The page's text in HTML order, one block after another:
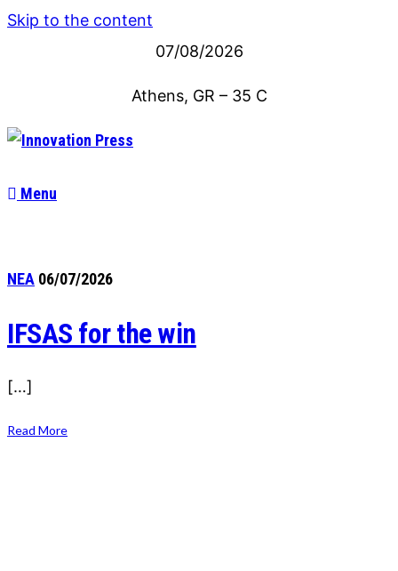
Skip to the content
07/08/2026
Athens, GR – 35 C
Menu
ΝΕΑ 06/07/2026
IFSAS for the win
[…]
Read More